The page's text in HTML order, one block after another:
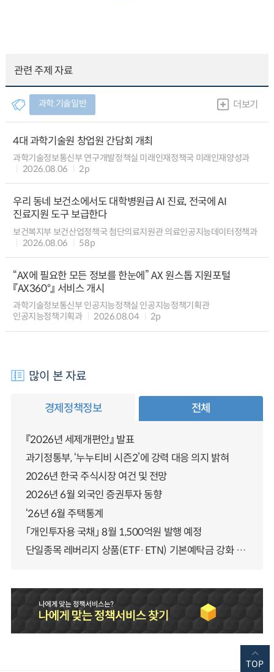
관련 주제 자료
과학.기술일반 더보기
4대 과학기술원 창업원 간담회 개최
과학기술정보통신부 연구개발정책실 미래인재정책국 미래인재양성과
2026.08.06
2p
우리 동네 보건소에서도 대학병원급 AI 진료, 전국에 AI
진료지원 도구 보급한다
보건복지부 보건산업정책국 첨단의료지원관 의료인공지능데이터정책과
2026.08.06
58p
“AX에 필요한 모든 정보를 한눈에” AX 원스톱 지원포털
『AX360°』 서비스 개시
과학기술정보통신부 인공지능정책실 인공지능정책기획관
인공지능정책기획과
2026.08.04 2p
많이 본 자료
경제정책정보 전체
『2026년 세제개편안』 발표
과기정통부, ‘누누티비 시즌2’에 강력 대응 의지 밝혀
2026년 한국 주식시장 여건 및 전망
2026년 6월 외국인 증권투자 동향
‘26년 6월 주택통계
「개인투자용 국채」 8월 1,500억원 발행 예정
단일종목 레버리지 상품(ETF·ETN) 기본예탁금 강화 조기시행 방안 안내
TOP